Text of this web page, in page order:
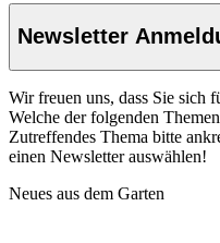
Newsletter
Wir freuen uns, dass Sie sich
Welche der folgenden
Zutreffendes Thema bitte
einen Newsletter auswählen!
Neues aus dem Garten